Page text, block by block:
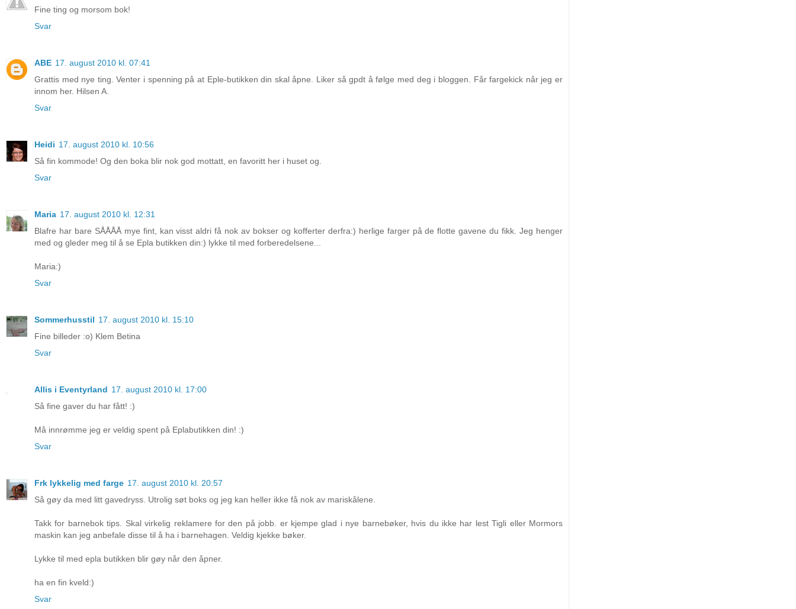
Fine ting og morsom bok!
Svar
ABE 17. august 2010 kl. 07:41
Grattis med nye ting. Venter i spenning på at Eple-butikken din skal åpne. Liker så gpdt å følge med deg i bloggen. Får fargekick når jeg er
innom her. Hilsen A.
Svar
Heidi 17. august 2010 kl. 10:56
Så fin kommode! Og den boka blir nok god mottatt, en favoritt her i huset og.
Svar
Maria 17. august 2010 kl. 12:31
Blafre har bare SÅÅÅÅ mye fint, kan visst aldri få nok av bokser og kofferter derfra:) herlige farger på de flotte gavene du fikk. Jeg henger
med og gleder meg til å se Epla butikken din:) lykke til med forberedelsene...
Maria:)
Svar
Sommerhusstil 17. august 2010 kl. 15:10
Fine billeder :o) Klem Betina
Svar
Allis i Eventyrland 17. august 2010 kl. 17:00
Så fine gaver du har fått! :)
Må innrømme jeg er veldig spent på Eplabutikken din! :)
Svar
Frk lykkelig med farge 17. august 2010 kl. 20:57
Så gøy da med litt gavedryss. Utrolig søt boks og jeg kan heller ikke få nok av mariskålene.
Takk for barnebok tips. Skal virkelig reklamere for den på jobb. er kjempe glad i nye barnebøker, hvis du ikke har lest Tigli eller Mormors
maskin kan jeg anbefale disse til å ha i barnehagen. Veldig kjekke bøker.
Lykke til med epla butikken blir gøy når den åpner.
ha en fin kveld:)
Svar